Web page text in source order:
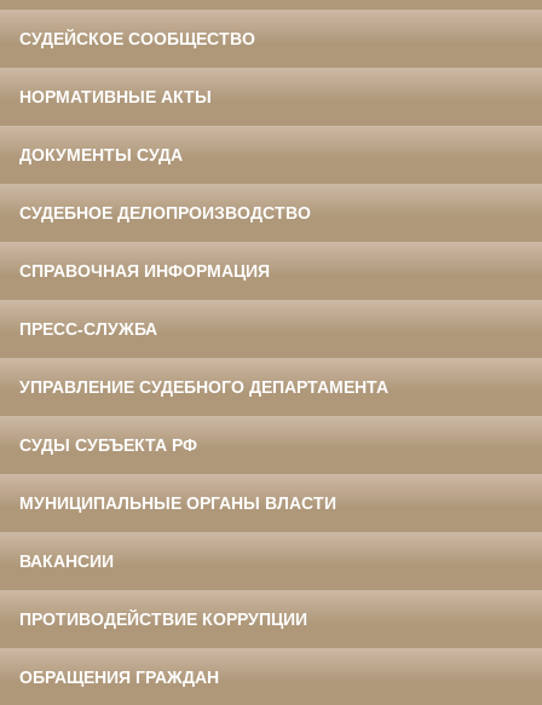
СУДЕЙСКОЕ СООБЩЕСТВО
НОРМАТИВНЫЕ АКТЫ
ДОКУМЕНТЫ СУДА
СУДЕБНОЕ ДЕЛОПРОИЗВОДСТВО
СПРАВОЧНАЯ ИНФОРМАЦИЯ
ПРЕСС-СЛУЖБА
УПРАВЛЕНИЕ СУДЕБНОГО ДЕПАРТАМЕНТА
СУДЫ СУБЪЕКТА РФ
МУНИЦИПАЛЬНЫЕ ОРГАНЫ ВЛАСТИ
ВАКАНСИИ
ПРОТИВОДЕЙСТВИЕ КОРРУПЦИИ
ОБРАЩЕНИЯ ГРАЖДАН